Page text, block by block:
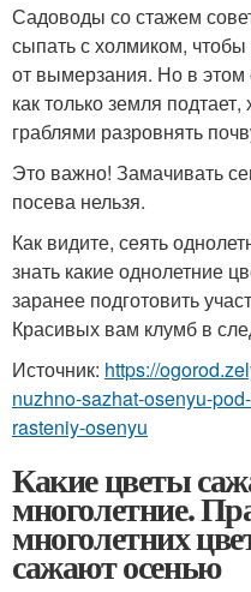
Садоводы со стажем
сыпать с холмиком,
от вымерзания. Но в этом
как только земля
граблями разровнять
Это важно! Замачивать
посева нельзя.
Как видите, сеять
знать какие однолетние
заранее подготовить
Красивых вам клумб в
Источник: https://
nuzhno-sazhat-osenyu-
rasteniy-osenyu
Какие цветы
многолетние.
многолетних
сажают осенью